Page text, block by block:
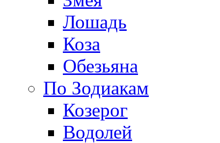
Лошадь
Коза
Обезьяна
По Зодиакам
Козерог
Водолей